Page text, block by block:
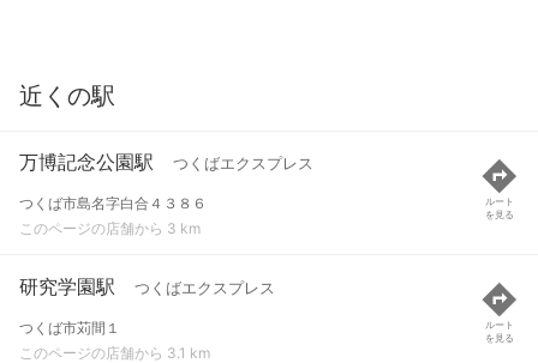
近くの駅
万博記念公園駅 つくばエクスプレス
つくば市島名字白合４３８６
このページの店舗から 3 km
ルート
を見る
研究学園駅 つくばエクスプレス
つくば市苅間１
このページの店舗から 3.1 km
ルート
を見る